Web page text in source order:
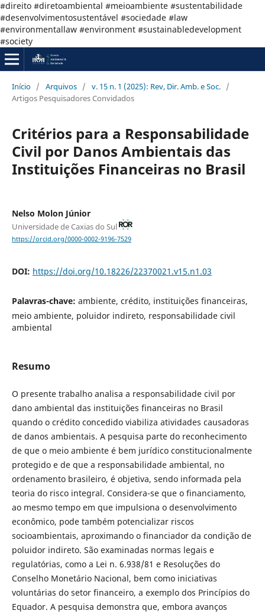
#direito #diretoambiental #meioambiente #sustentabilidade
#desenvolvimentosustentável #sociedade #law
#environmentallaw #environment #sustainabledevelopment
#society
Início / Arquivos / v. 15 n. 1 (2025): Rev, Dir. Amb. e Soc. /
Artigos Pesquisadores Convidados
Critérios para a Responsabilidade
Civil por Danos Ambientais das
Instituições Financeiras no Brasil
Nelso Molon Júnior
Universidade de Caxias do Sul
https://orcid.org/0000-0002-9196-7529
DOI: https://doi.org/10.18226/22370021.v15.n1.03
Palavras-chave: ambiente, crédito, instituições financeiras,
meio ambiente, poluidor indireto, responsabilidade civil
ambiental
Resumo
O presente trabalho analisa a responsabilidade civil por
dano ambiental das instituições financeiras no Brasil
quando o crédito concedido viabiliza atividades causadoras
de danos ambientais. A pesquisa parte do reconhecimento
de que o meio ambiente é bem jurídico constitucionalmente
protegido e de que a responsabilidade ambiental, no
ordenamento brasileiro, é objetiva, sendo informada pela
teoria do risco integral. Considera-se que o financiamento,
ao mesmo tempo em que impulsiona o desenvolvimento
econômico, pode também potencializar riscos
socioambientais, aproximando o financiador da condição de
poluidor indireto. São examinadas normas legais e
regulatórias, como a Lei n. 6.938/81 e Resoluções do
Conselho Monetário Nacional, bem como iniciativas
voluntárias do setor financeiro, a exemplo dos Princípios do
Equador. A pesquisa demonstra que, embora avanços